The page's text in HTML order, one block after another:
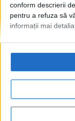
conform descrierii
pentru a refuza să
informații mai
retrageți
și făcând clic pe
paginii web.
© 2020 Radio TOP